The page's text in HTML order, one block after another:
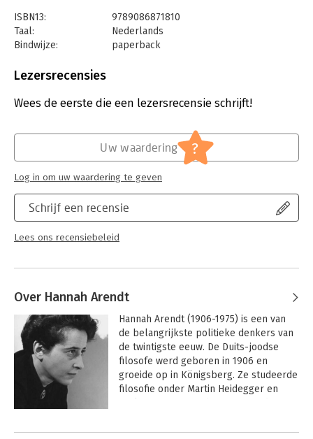
ISBN13:
9789086871810
Taal:
Nederlands
Bindwijze:
paperback
Uitgever:
Verschijningsdatum:
11-11-2016
Lezersrecensies
Wees de eerste die een lezersrecensie schrijft!
Schrijf een recensie
Lees ons recensiebeleid
Uw waardering ?
Log in om uw waardering te geven
Over Hannah Arendt
Hannah Arendt (1906-1975) is een van
de belangrijkste politieke denkers van
de twintigste eeuw. De Duits-joodse
filosofe werd geboren in 1906 en
groeide op in Königsberg. Ze studeerde
filosofie onder Martin Heidegger en
naar de Verenigde Staten, waar ze bleef
Andere boeken door Hannah